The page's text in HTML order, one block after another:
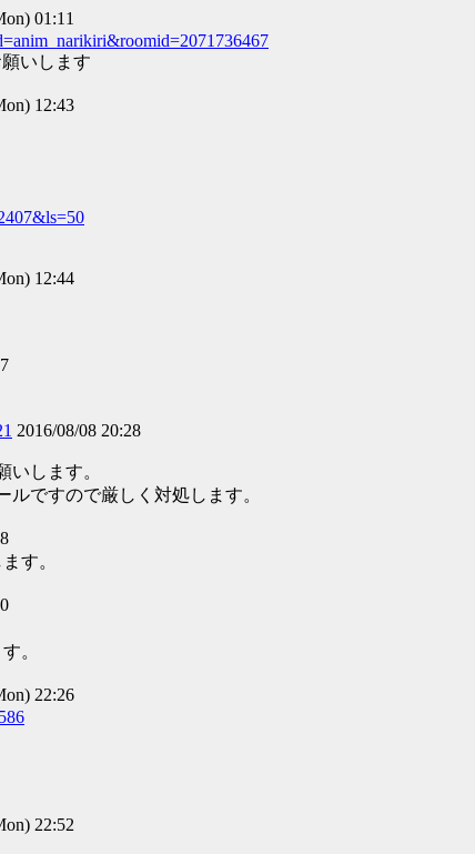
01:11
いします
12:43
12:44
2016/08/08 20:28
します。
ですので厳しく対処します。
す。
。
22:26
22:52